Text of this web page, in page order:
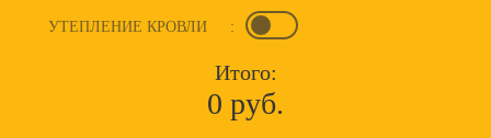
УТЕПЛЕНИЕ КРОВЛИ :
Итого:
0 руб.